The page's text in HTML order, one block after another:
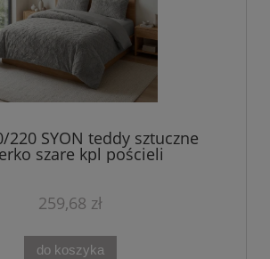
220 SYON teddy sztuczne
szare kpl pościeli
259,68 zł
do koszyka